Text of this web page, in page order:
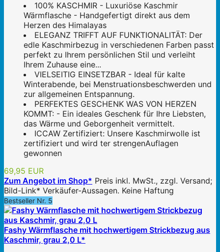
100% KASCHMIR - Luxuriöse Kaschmir
Wärmflasche - Handgefertigt direkt aus dem
Herzen des Himalayas
ELEGANZ TRIFFT AUF FUNKTIONALITÄT: Der
edle Kaschmirbezug in verschiedenen Farben passt
perfekt zu Ihrem persönlichen Stil und verleiht
Ihrem Zuhause eine...
VIELSEITIG EINSETZBAR - Ideal für kalte
Winterabende, bei Menstruationsbeschwerden und
zur allgemeinen Entspannung.
PERFEKTES GESCHENK WAS VON HERZEN
KOMMT: - Ein ideales Geschenk für Ihre Liebsten,
das Wärme und Geborgenheit vermittelt.
ICCAW Zertifiziert: Unsere Kaschmirwolle ist
zertifiziert und wird ter strengenAuflagen
gewonnen
69,95 EUR
Zum Angebot im Shop* Preis inkl. MwSt., zzgl. Versand;
Bild-Link* Verkäufer-Aussagen. Keine Haftung
Bestseller Nr. 5
Fashy Wärmflasche mit hochwertigem Strickbezug aus
Kaschmir, grau 2,0 L*